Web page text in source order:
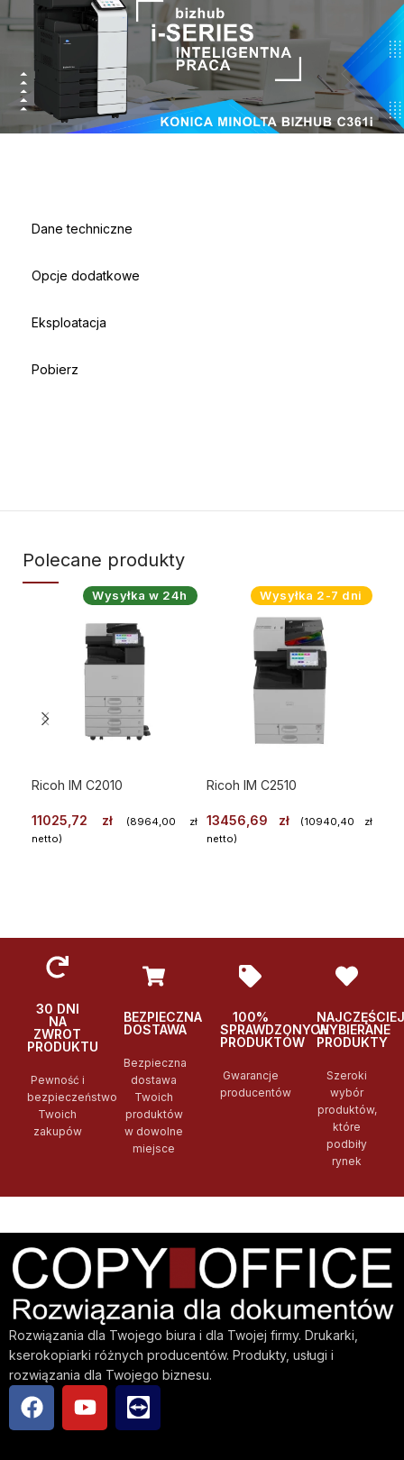
Dane techniczne
Opcje dodatkowe
Eksploatacja
Pobierz
Polecane produkty
Wysyłka w 24h
Ricoh IM C2010
11025,72 zł (8964,00 zł
netto)
Wysyłka 2-7 dni
Ricoh IM C2510
13456,69 zł (10940,40 zł
netto)
30 DNI
NA
ZWROT
PRODUKTU
Pewność i
bezpieczeństwo
Twoich
zakupów
BEZPIECZNA
DOSTAWA
Bezpieczna
dostawa
Twoich
produktów
w dowolne
miejsce
100%
SPRAWDZONYCH
PRODUKTÓW
Gwarancje
producentów
NAJCZĘŚCIEJ
WYBIERANE
PRODUKTY
Szeroki
wybór
produktów,
które
podbiły
rynek
Rozwiązania dla Twojego biura i dla Twojej firmy. Drukarki,
kserokopiarki różnych producentów. Produkty, usługi i
rozwiązania dla Twojego biznesu.